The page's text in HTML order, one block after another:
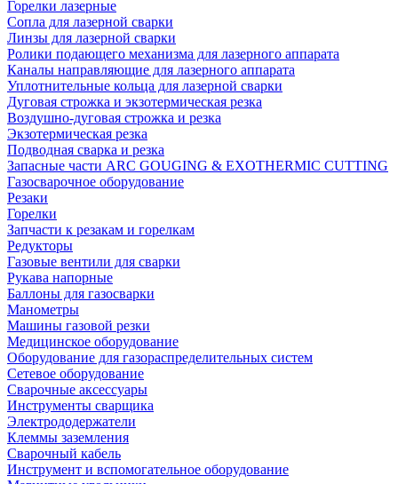
Горелки лазерные
Сопла для лазерной сварки
Линзы для лазерной сварки
Ролики подающего механизма для лазерного аппарата
Каналы направляющие для лазерного аппарата
Уплотнительные кольца для лазерной сварки
Дуговая строжка и экзотермическая резка
Воздушно-дуговая строжка и резка
Экзотермическая резка
Подводная сварка и резка
Запасные части ARC GOUGING & EXOTHERMIC CUTTING
Газосварочное оборудование
Резаки
Горелки
Запчасти к резакам и горелкам
Редукторы
Газовые вентили для сварки
Рукава напорные
Баллоны для газосварки
Манометры
Машины газовой резки
Медицинское оборудование
Оборудование для газораспределительных систем
Сетевое оборудование
Сварочные аксессуары
Инструменты сварщика
Электрододержатели
Клеммы заземления
Сварочный кабель
Инструмент и вспомогательное оборудование